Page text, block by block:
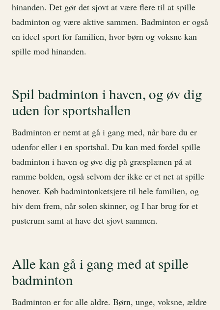
hinanden. Det gør det sjovt at være flere til at spille
badminton og være aktive sammen. Badminton er også
en ideel sport for familien, hvor børn og voksne kan
spille mod hinanden.
Spil badminton i haven, og øv dig
uden for sportshallen
Badminton er nemt at gå i gang med, når bare du er
udenfor eller i en sportshal. Du kan med fordel spille
badminton i haven og øve dig på græsplænen på at
ramme bolden, også selvom der ikke er et net at spille
henover. Køb badmintonketsjere til hele familien, og
hiv dem frem, når solen skinner, og I har brug for et
pusterum samt at have det sjovt sammen.
Alle kan gå i gang med at spille
badminton
Badminton er for alle aldre. Børn, unge, voksne, ældre